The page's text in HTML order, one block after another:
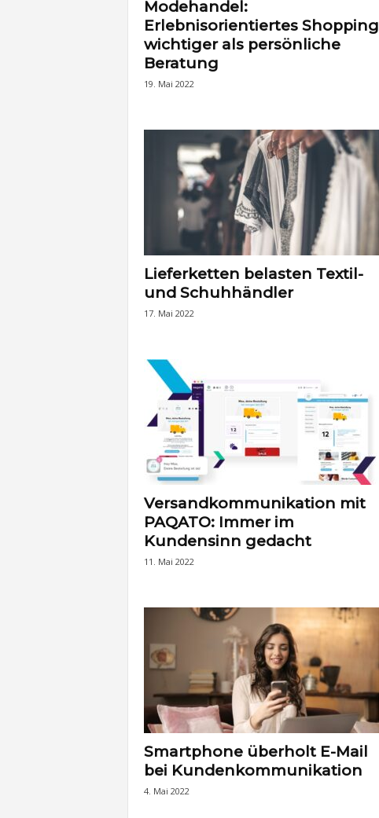
Modehandel:
Erlebnisorientiertes Shopping
wichtiger als persönliche
Beratung
19. Mai 2022
Lieferketten belasten Textil-
und Schuhhändler
17. Mai 2022
Versandkommunikation mit
PAQATO: Immer im
Kundensinn gedacht
11. Mai 2022
Smartphone überholt E-Mail
bei Kundenkommunikation
4. Mai 2022